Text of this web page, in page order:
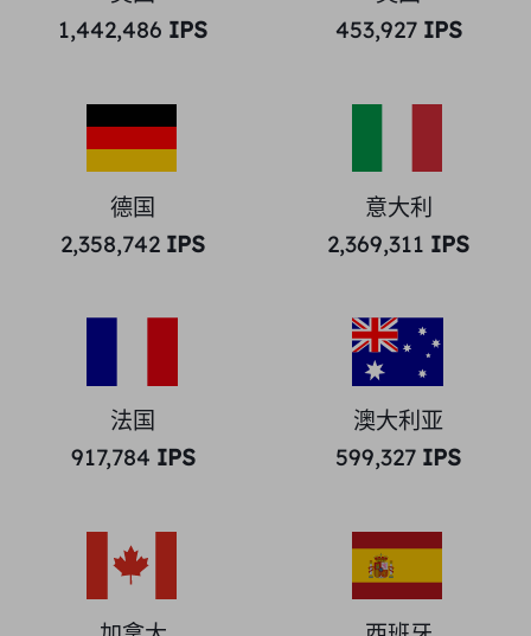
1,442,486 IPS
453,927IPS
德国
2,358,742 IPS
意大利
2,369,311 IPS
法国
917,784 IPS
澳大利亚
599,327 IPS